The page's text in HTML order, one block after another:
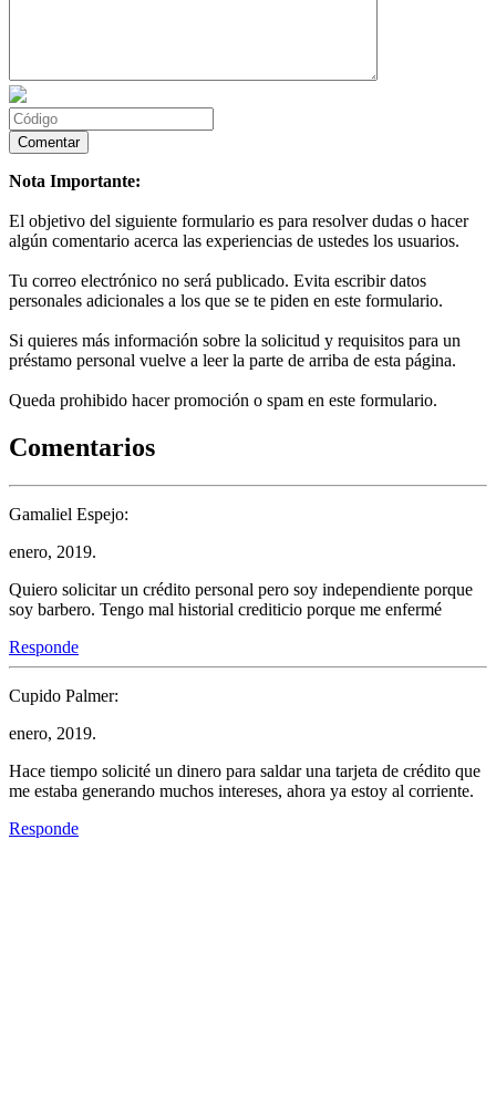
Nota Importante:
El objetivo del siguiente formulario es para resolver dudas o hacer
algún comentario acerca las experiencias de ustedes los usuarios.
Tu correo electrónico no será publicado. Evita escribir datos
personales adicionales a los que se te piden en este formulario.
Si quieres más información sobre la solicitud y requisitos para un
préstamo personal vuelve a leer la parte de arriba de esta página.
Queda prohibido hacer promoción o spam en este formulario.
Comentarios
Gamaliel Espejo:
enero, 2019.
Quiero solicitar un crédito personal pero soy independiente porque
soy barbero. Tengo mal historial crediticio porque me enfermé
Responde
Cupido Palmer:
enero, 2019.
Hace tiempo solicité un dinero para saldar una tarjeta de crédito que
me estaba generando muchos intereses, ahora ya estoy al corriente.
Responde